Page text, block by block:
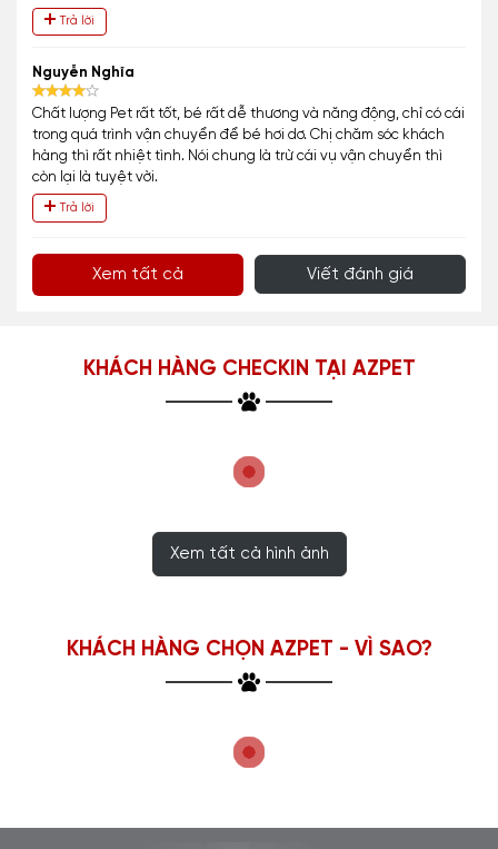
Trả lời
Nguyễn Nghĩa
Chất lượng Pet rất tốt, bé rất dễ thương và năng động, chỉ có cái
trong quá trình vận chuyển để bé hơi dơ. Chị chăm sóc khách
hàng thì rất nhiệt tình. Nói chung là trừ cái vụ vận chuyển thì
còn lại là tuyệt vời.
Trả lời
Xem tất cả Viết đánh giá
KHÁCH HÀNG CHECKIN TẠI AZPET
Xem tất cả hình ảnh
KHÁCH HÀNG CHỌN AZPET - VÌ SAO?